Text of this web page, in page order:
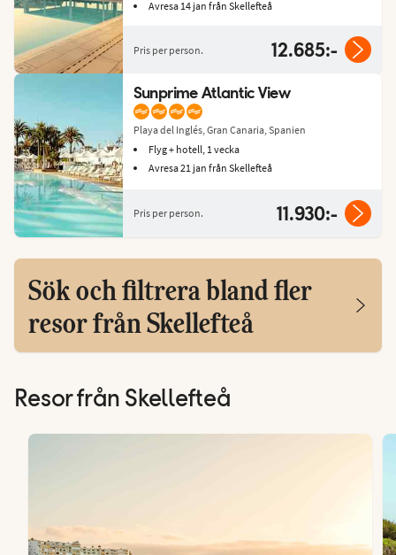
Avresa 14 jan från Skellefteå
Pris per person. 12.685:-
Sunprime Atlantic View
Playa del Inglés, Gran Canaria, Spanien
Flyg + hotell, 1 vecka
Avresa 21 jan från Skellefteå
Pris per person. 11.930:-
Sök och filtrera bland fler
resor från Skellefteå
Resor från Skellefteå